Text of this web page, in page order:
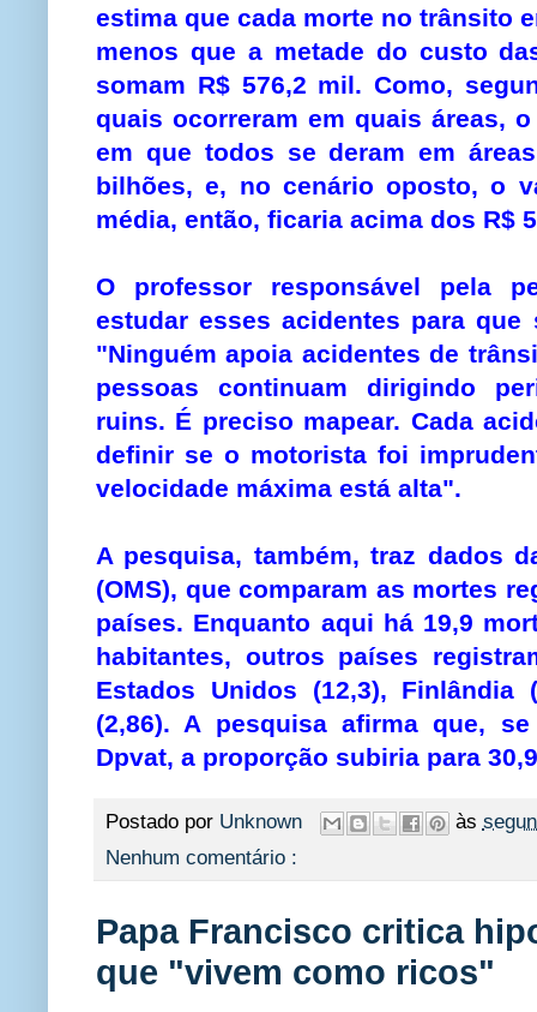
estima que cada morte no trânsito
menos que a metade do custo
somam R$ 576,2 mil. Como,
quais ocorreram em quais áreas,
em que todos se deram em
bilhões, e, no cenário oposto, o
média, então, ficaria acima dos R$
O professor responsável pela
estudar esses acidentes para
"Ninguém apoia acidentes de
pessoas continuam dirigindo
ruins. É preciso mapear. Cada
definir se o motorista foi
velocidade máxima está alta".
A pesquisa, também, traz dados
(OMS), que comparam as mortes
países. Enquanto aqui há 19,9
habitantes, outros países
Estados Unidos (12,3),
(2,86). A pesquisa afirma que,
Dpvat, a proporção subiria para
Postado por Unknown às
Nenhum comentário :
Papa Francisco critica
que "vivem como ricos"